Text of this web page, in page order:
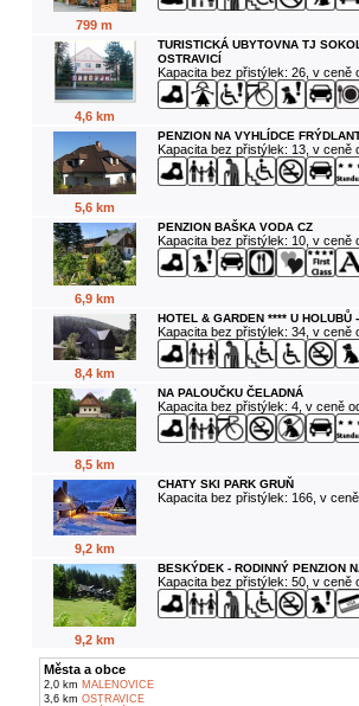
799 m
4,6 km
TURISTICKÁ UBYTOVNA TJ
OSTRAVICÍ
Kapacita bez přistýlek: 26, v ceně
5,6 km
PENZION NA VYHLÍDCE
Kapacita bez přistýlek: 13, v ceně
6,9 km
PENZION BAŠKA VODA CZ
Kapacita bez přistýlek: 10, v ceně
8,4 km
HOTEL & GARDEN **** U HOLUBŮ
Kapacita bez přistýlek: 34, v ceně
8,5 km
NA PALOUČKU ČELADNÁ
Kapacita bez přistýlek: 4, v ceně
9,2 km
CHATY SKI PARK GRUŇ
Kapacita bez přistýlek: 166, v
9,2 km
BESKÝDEK - RODINNÝ PENZION
Kapacita bez přistýlek: 50, v ceně
Města a obce
2,0 km MALENOVICE
3,6 km OSTRAVICE